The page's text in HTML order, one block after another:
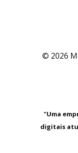
© 2026
"Uma
digitais